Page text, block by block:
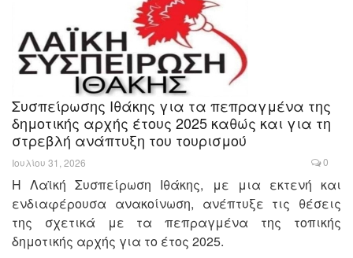
Συσπείρωσης Ιθάκης για τα πεπραγμένα της
δημοτικής αρχής έτους 2025 καθώς και για τη
στρεβλή ανάπτυξη του τουρισμού
Ιουλίου 31, 2026 0
Η Λαϊκή Συσπείρωση Ιθάκης, με μια εκτενή και
ενδιαφέρουσα ανακοίνωση, ανέπτυξε τις θέσεις
της σχετικά με τα πεπραγμένα της τοπικής
δημοτικής αρχής για το έτος 2025.